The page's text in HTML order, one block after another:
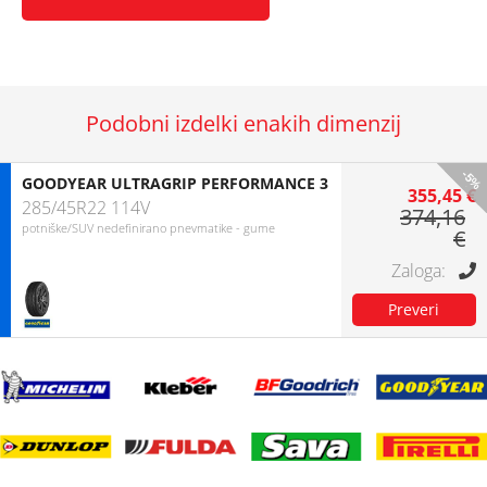
Podobni izdelki enakih dimenzij
-5%
GOODYEAR ULTRAGRIP PERFORMANCE 3
285/45R22 114V
potniške/SUV nedefinirano pnevmatike - gume
355,45 €
374,16
€